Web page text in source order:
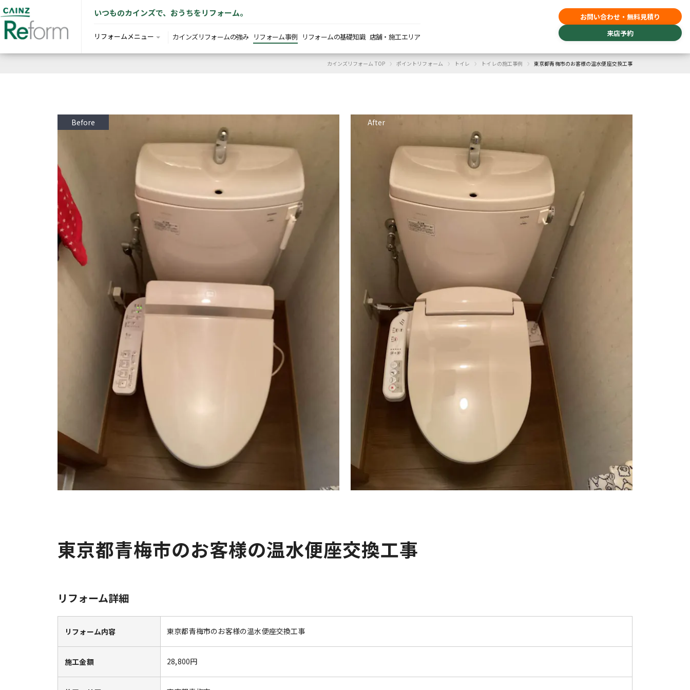
いつものカインズで、おうちをリフォーム。
リフォームメニュー カインズリフォームの強み リフォーム事例 リフォームの基礎知識 店舗・施工エリア
お問い合わせ・無料見積り
来店予約
カインズリフォーム TOP › ポイントリフォーム › トイレ › トイレの施工事例 › 東京都青梅市のお客様の温水便座交換工事
Before After
東京都青梅市のお客様の温水便座交換工事
リフォーム詳細
リフォーム内容 東京都青梅市のお客様の温水便座交換工事
施工金額 28,800円